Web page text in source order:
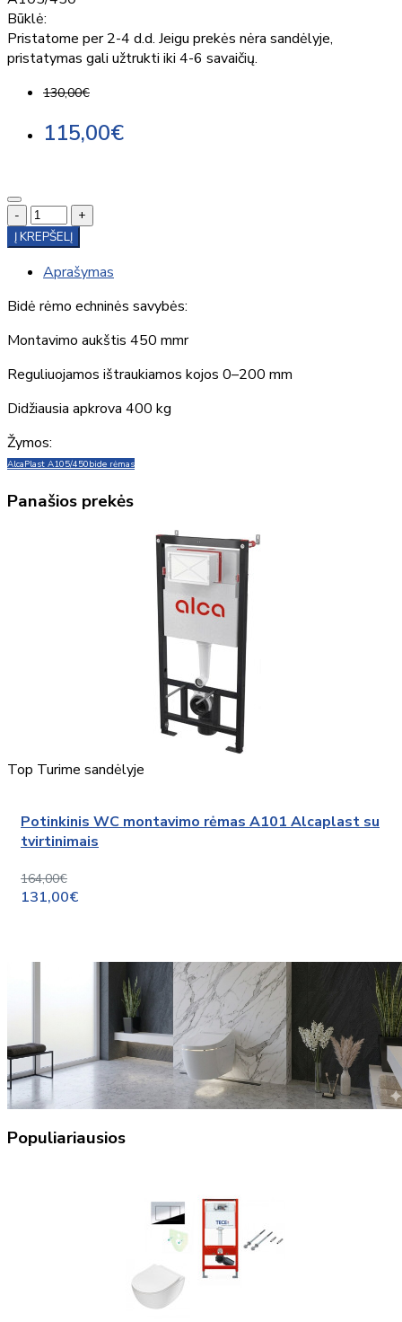
Būklė:
Pristatome per 2-4 d.d. Jeigu prekės nėra sandėlyje,
pristatymas gali užtrukti iki 4-6 savaičių.
130,00€
115,00€
-
+
Į KREPŠELĮ
Aprašymas
Bidė rėmo echninės savybės:
Montavimo aukštis 450 mmr
Reguliuojamos ištraukiamos kojos 0–200 mm
Didžiausia apkrova 400 kg
Žymos:
AlcaPlast A105/450bide rėmas
Panašios prekės
Top Turime sandėlyje
Potinkinis WC montavimo rėmas A101 Alcaplast su
tvirtinimais
164,00€
131,00€
Populiariausios